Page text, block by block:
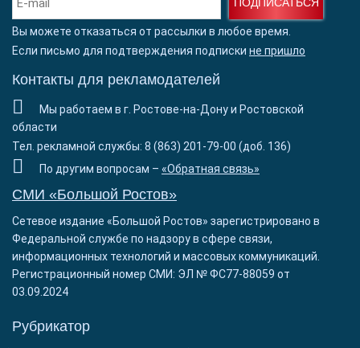
ПОДПИСАТЬСЯ
Вы можете отказаться от рассылки в любое время.
Если письмо для подтверждения подписки не пришло
Контакты для рекламодателей
Мы работаем в г. Ростове-на-Дону и Ростовской
области
Тел. рекламной службы: 8 (863) 201-79-00 (доб. 136)
По другим вопросам – «Обратная связь»
СМИ «Большой Ростов»
Сетевое издание «Большой Ростов» зарегистрировано в
Федеральной службе по надзору в сфере связи,
информационных технологий и массовых коммуникаций.
Регистрационный номер СМИ: ЭЛ № ФС77-88059 от
03.09.2024
Рубрикатор